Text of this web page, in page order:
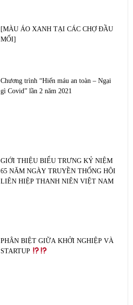
[MÀU ÁO XANH TẠI CÁC CHỢ ĐẦU
MỐI]
Chương trình “Hiến máu an toàn – Ngại
gì Covid” lần 2 năm 2021
GIỚI THIỆU BIỂU TRƯNG KỶ NIỆM
65 NĂM NGÀY TRUYỀN THỐNG HỘI
LIÊN HIỆP THANH NIÊN VIỆT NAM
PHÂN BIỆT GIỮA KHỞI NGHIỆP VÀ
STARTUP